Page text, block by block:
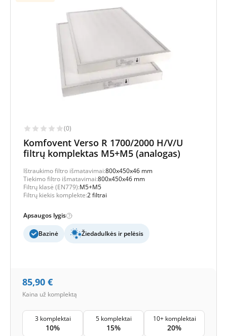
(0)
Komfovent Verso R 1700/2000 H/V/U
filtrų komplektas M5+M5 (analogas)
Ištraukimo filtro išmatavimai:800x450x46 mm
Tiekimo filtro išmatavimai:800x450x46 mm
Filtrų klasė (EN779):M5+M5
Filtrų kiekis komplekte:2 filtrai
Apsaugos lygis
Bazinė Žiedadulkės ir pelėsis
85,90 €
Kaina už komplektą
3 komplektai
10%
5 komplektai
15%
10+ komplektai
20%